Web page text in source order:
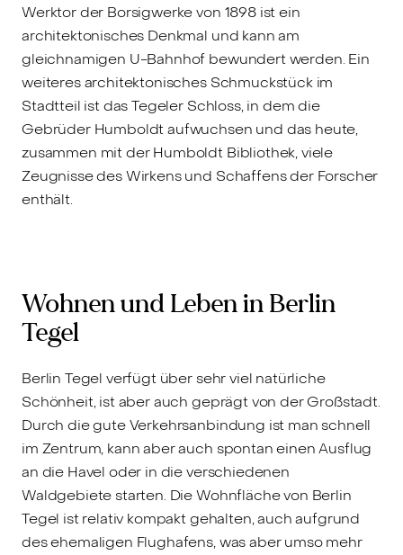
Werktor der Borsigwerke von 1898 ist ein
architektonisches Denkmal und kann am
gleichnamigen U-Bahnhof bewundert werden. Ein
weiteres architektonisches Schmuckstück im
Stadtteil ist das Tegeler Schloss, in dem die
Gebrüder Humboldt aufwuchsen und das heute,
zusammen mit der Humboldt Bibliothek, viele
Zeugnisse des Wirkens und Schaffens der Forscher
enthält.
Wohnen und Leben in Berlin
Tegel
Berlin Tegel verfügt über sehr viel natürliche
Schönheit, ist aber auch geprägt von der Großstadt.
Durch die gute Verkehrsanbindung ist man schnell
im Zentrum, kann aber auch spontan einen Ausflug
an die Havel oder in die verschiedenen
Waldgebiete starten. Die Wohnfläche von Berlin
Tegel ist relativ kompakt gehalten, auch aufgrund
des ehemaligen Flughafens, was aber umso mehr